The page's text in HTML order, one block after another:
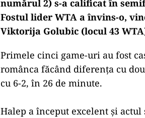
numărul 2) s-a calificat în
Fostul lider WTA a învins-o,
Viktorija Golubic (locul 43
Primele cinci game-uri au fost
românca făcând diferenţa cu
cu 6-2, în 26 de minute.
Halep a început excelent și actul